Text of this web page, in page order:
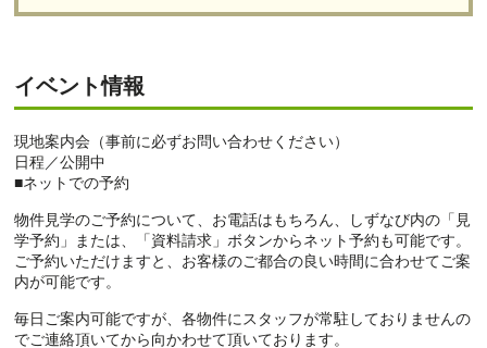
イベント情報
現地案内会（事前に必ずお問い合わせください）
日程／公開中
■ネットでの予約
物件見学のご予約について、お電話はもちろん、しずなび内の「見
学予約」または、「資料請求」ボタンからネット予約も可能です。
ご予約いただけますと、お客様のご都合の良い時間に合わせてご案
内が可能です。
毎日ご案内可能ですが、各物件にスタッフが常駐しておりませんの
でご連絡頂いてから向かわせて頂いております。